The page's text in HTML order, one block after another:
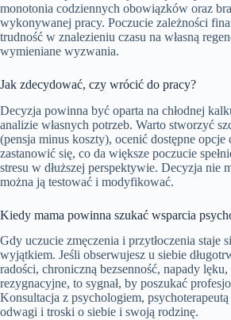
monotonia codziennych obowiązków oraz
wykonywanej pracy. Poczucie zależności
trudność w znalezieniu czasu na własną
wymieniane wyzwania.
Jak zdecydować, czy wrócić do pracy?
Decyzja powinna być oparta na chłodnej
analizie własnych potrzeb. Warto stworzyć
(pensja minus koszty), ocenić dostępne opcje
zastanowić się, co da większe poczucie
stresu w dłuższej perspektywie. Decyzja nie
można ją testować i modyfikować.
Kiedy mama powinna szukać wsparcia
Gdy uczucie zmęczenia i przytłoczenia staje
wyjątkiem. Jeśli obserwujesz u siebie
radości, chroniczną bezsenność, napady
rezygnacyjne, to sygnał, by poszukać
Konsultacja z psychologiem,
odwagi i troski o siebie i swoją rodzinę.